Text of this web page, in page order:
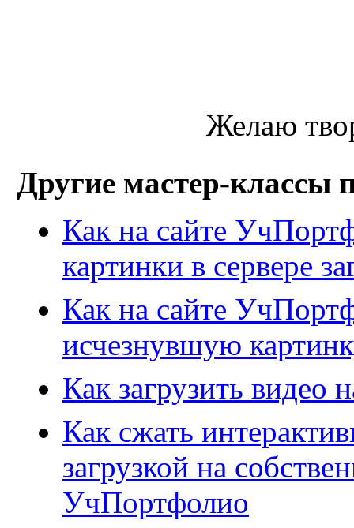
Желаю
Другие мастер-классы
Как на сайте
картинки в сервере
Как на сайте
исчезнувшую
Как загрузить
Как сжать
загрузкой на
УчПортфолио